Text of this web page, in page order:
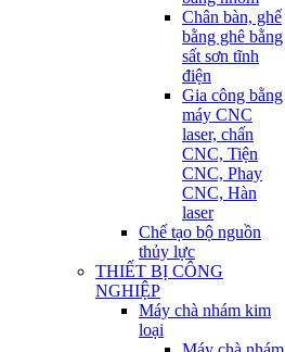
Chân bàn, ghế
bằng ghê bằng
sất sơn tĩnh
điện
Gia công bằng
máy CNC
laser, chấn
CNC, Tiện
CNC, Phay
CNC, Hàn
laser
Chế tạo bộ nguồn
thủy lực
THIẾT BỊ CÔNG
NGHIỆP
Máy chà nhám kim
loại